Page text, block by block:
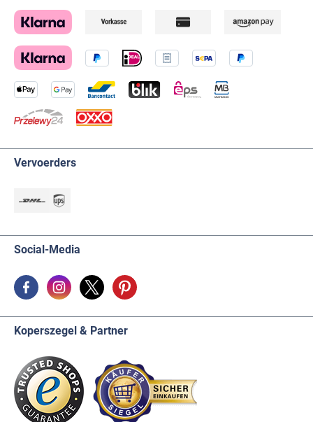
Vervoerders
Social-Media
Koperszegel & Partner